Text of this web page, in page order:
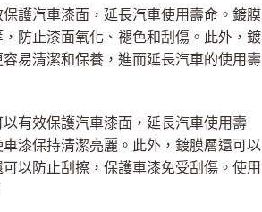
護汽車漆面，延長汽車使用壽命。鍍膜
防止漆面氧化、褪色和刮傷。此外，鍍
易清潔和保養，進而延長汽車的使用壽
有效保護汽車漆面，延長汽車使用壽
漆保持清潔亮麗。此外，鍍膜層還可以
以防止刮擦，保護車漆免受刮傷。使用